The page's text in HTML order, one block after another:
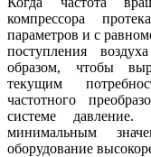
компрессора
параметров и с
поступления
образом, чтобы
текущим
частотного
системе
минимальным
оборудование